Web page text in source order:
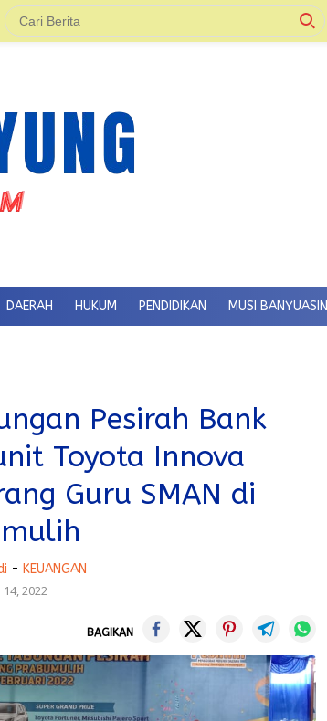
DAERAH HUKUM PENDIDIKAN MUSI BANYUASIN
Pesirah Bank
Toyota Innova
Guru SMAN di
- KEUANGAN
2022
BAGIKAN